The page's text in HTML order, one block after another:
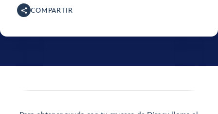
COMPARTIR